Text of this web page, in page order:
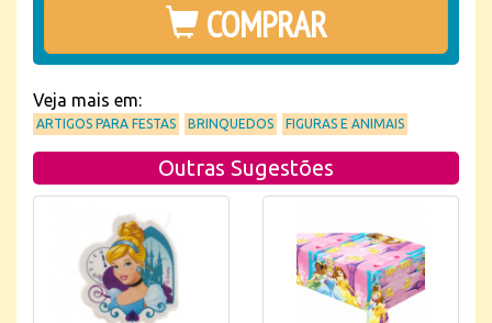
COMPRAR
Veja mais em:
ARTIGOS PARA FESTAS BRINQUEDOS FIGURAS E ANIMAIS
Outras Sugestões